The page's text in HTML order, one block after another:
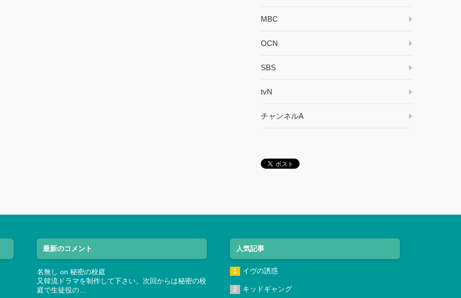
MBC
OCN
SBS
tvN
チャンネルA
最新のコメント
名無し on 秘密の校庭
又韓流ドラマを制作して下さい。次回からは秘密の校
庭で生徒役の…
人気記事
イヴの誘惑
キッドギャング